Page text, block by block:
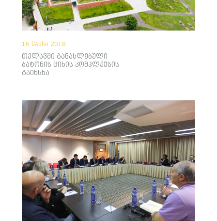
16 მაისი 2018
თელავში განახლებული
ბატონის ციხის კომპლექსის
გაიხსნა